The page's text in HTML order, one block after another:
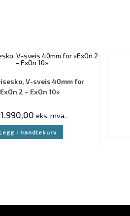
V-sveis 40mm for
2 – ExOn 10»
eks. mva.
Legg i handlekurv